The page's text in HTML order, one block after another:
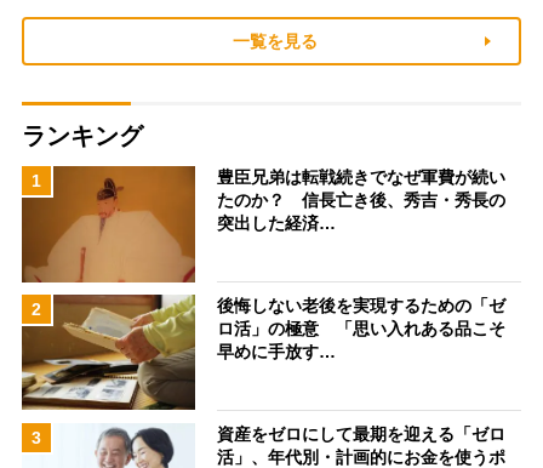
一覧を見る
ランキング
1
豊臣兄弟は転戦続きでなぜ軍費が続い
たのか？ 信長亡き後、秀吉・秀長の
突出した経済…
2
後悔しない老後を実現するための「ゼ
ロ活」の極意 「思い入れある品こそ
早めに手放す…
3
資産をゼロにして最期を迎える「ゼロ
活」、年代別・計画的にお金を使うポ